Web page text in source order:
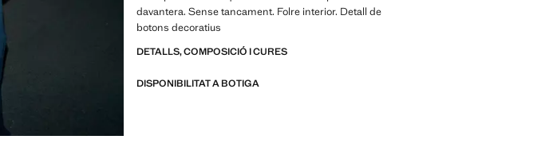
davantera. Sense tancament. Folre interior. Detall de
botons decoratius
DETALLS, COMPOSICIÓ I CURES
DISPONIBILITAT A BOTIGA